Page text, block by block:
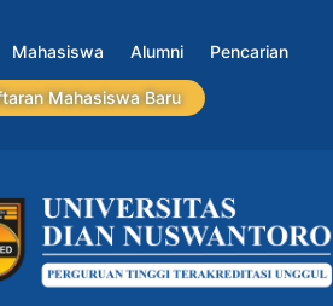
Mahasiswa Alumni Pencarian
Mahasiswa Baru